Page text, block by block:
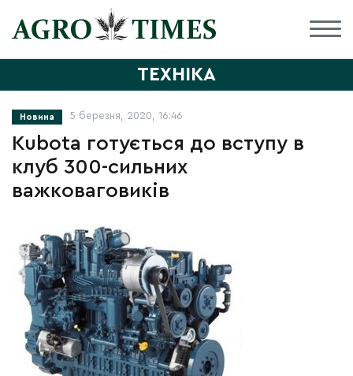
ТЕХНІКА
Новина 5 березня, 2020, 16:46
Kubota готується до вступу в
клуб 300-сильних
важковаговиків